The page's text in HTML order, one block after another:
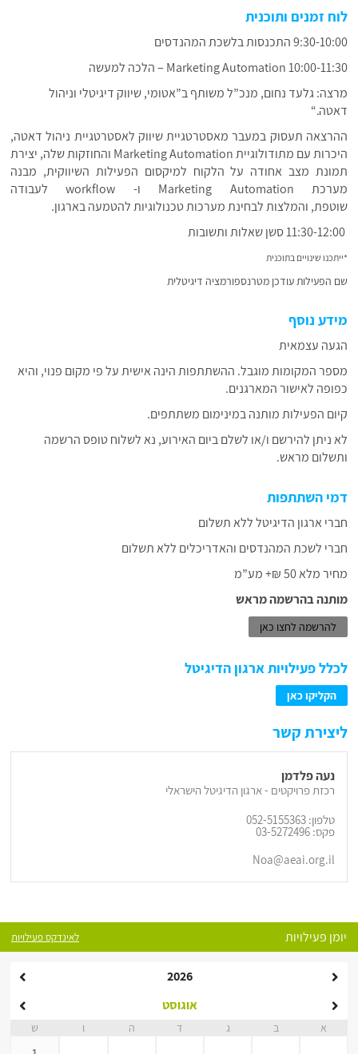
לוח זמנים ותוכנית
9:30-10:00 התכנסות בלשכת המהנדסים
10:00-11:30
Marketing Automation – הלכה למעשה
מרצה:גלעד נחום, מנכ”ל משותף ב”אטומי, שיווק דיגיטלי וניהול
דאטה“.
ההרצאה תעסוק במעבר מאסטרטגיית שיווק לאסטרטגיית ניהול דאטה,
היכרות עם מתודולוגיית Marketing Automation והחוזקות שלה, יצירת
תמונת מצב אחודה על הלקוח למיקסום הפעילות השיווקית, מבנה
מערכת Marketing Automation ו- workflow לעבודה
שוטפת, והמלצות לבחינת מערכות טכנולוגיות להטמעה בארגון.
11:30-12:00סשן שאלות ותשובות
*ייתכנו שינויים בתוכנית
שם הפעילות עודכן מטרנספורמציה דיגיטלית
מידע נוסף
הגעה עצמאית
מספר המקומות מוגבל. ההשתתפות הינה אישית על פי מקום פנוי, והיא
כפופה לאישור המארגנים.
קיום הפעילות מותנה במינימום משתתפים.
לא ניתן להירשם ו/או לשלם ביום האירוע, נא לשלוח טופס הרשמה
ותשלום מראש.
דמי השתתפות
חברי ארגון הדיגיטל ללא תשלום
חברי לשכת המהנדסים והאדריכלים ללא תשלום
מחיר מלא 50 ₪+ מע”מ
מותנה בהרשמה מראש
להרשמה לחצו כאן
לכלל פעילויות ארגון הדיגיטל
הקליקו כאן
ליצירת קשר
נעה פלדמן
רכזת פרויקטים - ארגון הדיגיטל הישראלי
טלפון: 052-5155363
פקס: 03-5272496
Noa@aeai.org.il
יומן פעילויות לאינדקס פעילויות
2026
אוגוסט
א ב ג ד ה ו
ש